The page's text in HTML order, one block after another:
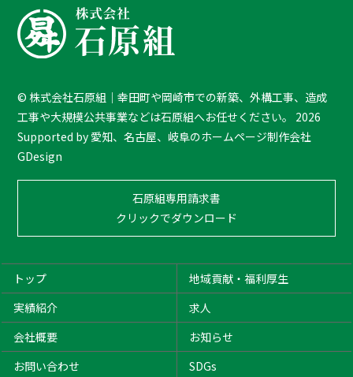
c
k
T
o
p
©株式会社石原組｜幸田町や岡崎市での新築、外構工事、造成
工事や大規模公共事業などは石原組へお任せください。
2026
Supported by 愛知、名古屋、岐阜のホームページ制作会社
GDesign
石原組専用請求書
クリックでダウンロード
トップ
地域貢献・福利厚生
実績紹介
求人
会社概要
お知らせ
お問い合わせ
SDGs